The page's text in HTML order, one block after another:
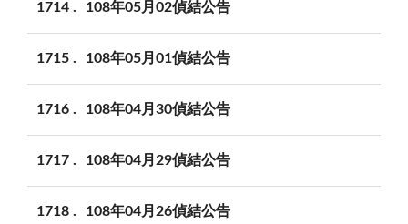
1714 108年05月02偵結公告
1715 108年05月01偵結公告
1716 108年04月30偵結公告
1717 108年04月29偵結公告
1718 108年04月26偵結公告